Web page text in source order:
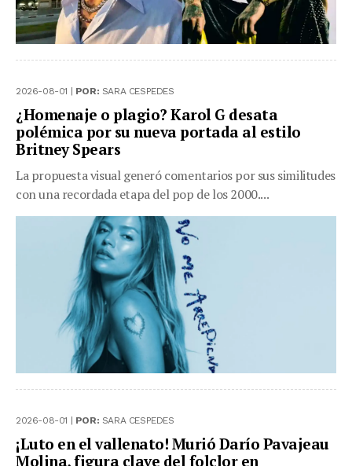
2026-08-01 | POR: SARA CESPEDES
¿Homenaje o plagio? Karol G desata
polémica por su nueva portada al estilo
Britney Spears
La propuesta visual generó comentarios por sus similitudes
con una recordada etapa del pop de los 2000....
2026-08-01 | POR: SARA CESPEDES
¡Luto en el vallenato! Murió Darío Pavajeau
Molina, figura clave del folclor en